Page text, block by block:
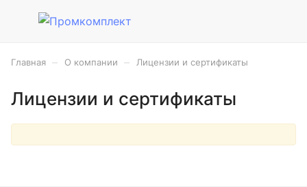
Главная О компании Лицензии и сертификаты
Лицензии и сертификаты